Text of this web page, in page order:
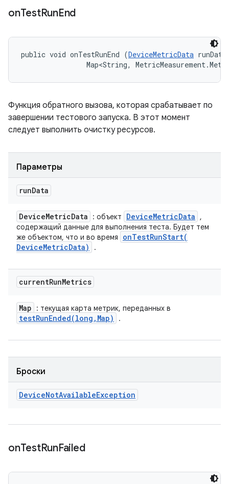
onTestRunEnd
public void onTestRunEnd (DeviceMetricData
Map<String,
Функция обратного вызова, которая срабатывает по
завершении тестового запуска. В этот момент
следует выполнить очистку ресурсов.
Параметры
runData
DeviceMetricData : объект DeviceMetricData
,
содержащий данные для выполнения теста. Будет тем
же объектом, что и во время
onTestRunStart(
DeviceMetricData) .
currentRunMetrics
Map : текущая карта метрик, переданных в
testRunEnded(long , Map) .
Броски
DeviceNotAvailableException
onTestRunFailed